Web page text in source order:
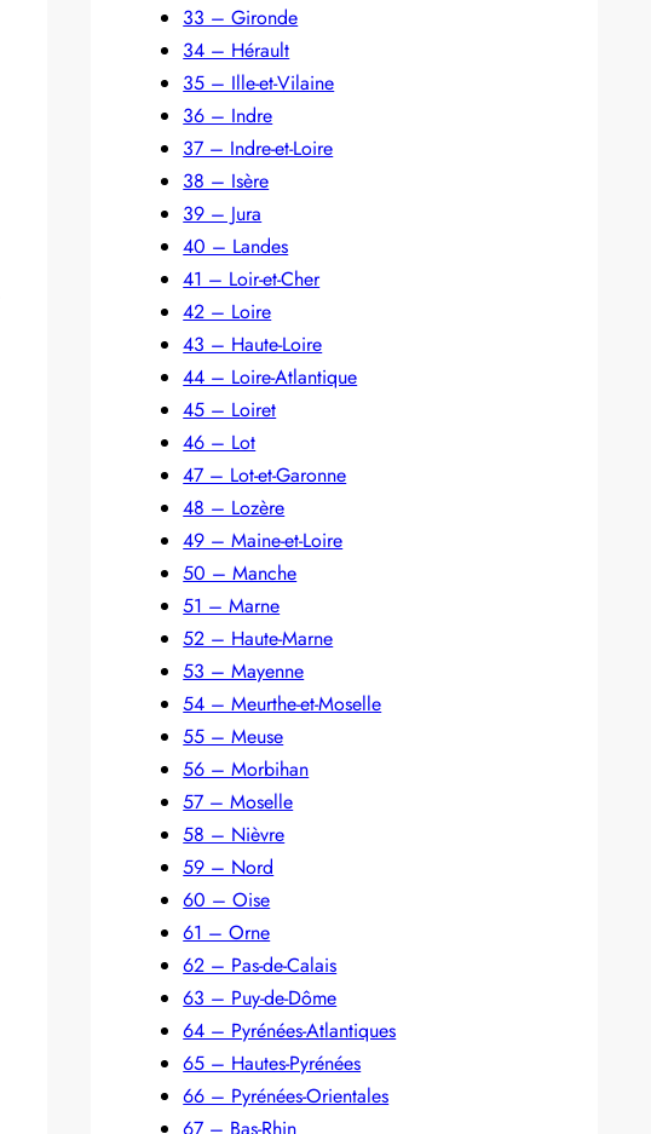
33 – Gironde
34 – Hérault
35 – Ille-et-Vilaine
36 – Indre
37 – Indre-et-Loire
38 – Isère
39 – Jura
40 – Landes
41 – Loir-et-Cher
42 – Loire
43 – Haute-Loire
44 – Loire-Atlantique
45 – Loiret
46 – Lot
47 – Lot-et-Garonne
48 – Lozère
49 – Maine-et-Loire
50 – Manche
51 – Marne
52 – Haute-Marne
53 – Mayenne
54 – Meurthe-et-Moselle
55 – Meuse
56 – Morbihan
57 – Moselle
58 – Nièvre
59 – Nord
60 – Oise
61 – Orne
62 – Pas-de-Calais
63 – Puy-de-Dôme
64 – Pyrénées-Atlantiques
65 – Hautes-Pyrénées
66 – Pyrénées-Orientales
67 – Bas-Rhin